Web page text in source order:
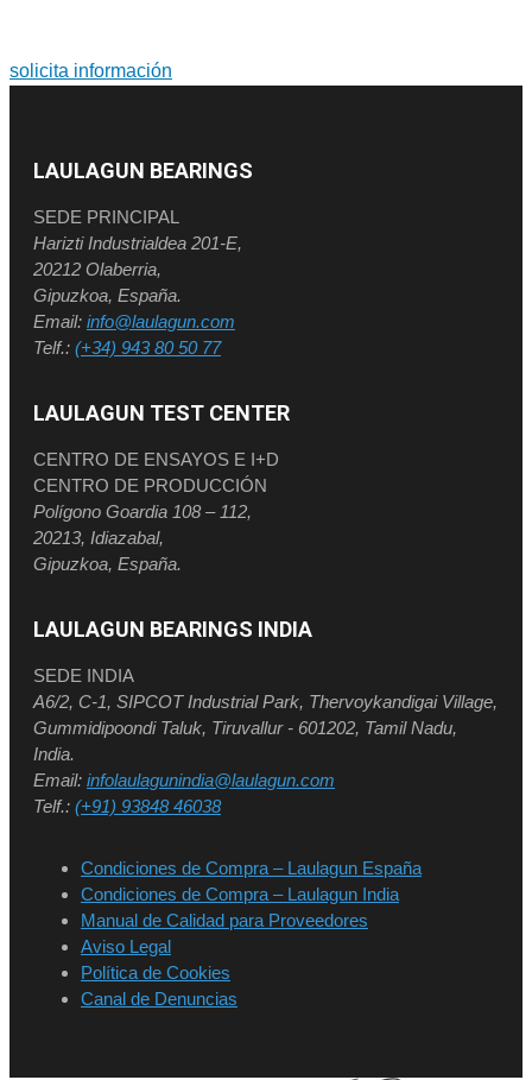
solicita información
LAULAGUN BEARINGS
SEDE PRINCIPAL
Harizti Industrialdea 201-E,
20212 Olaberria,
Gipuzkoa, España.
Email: info@laulagun.com
Telf.: (+34) 943 80 50 77
LAULAGUN TEST CENTER
CENTRO DE ENSAYOS E I+D
CENTRO DE PRODUCCIÓN
Polígono Goardia 108 – 112,
20213, Idiazabal,
Gipuzkoa, España.
LAULAGUN BEARINGS INDIA
SEDE INDIA
A6/2, C-1, SIPCOT Industrial Park, Thervoykandigai Village,
Gummidipoondi Taluk, Tiruvallur - 601202, Tamil Nadu,
India.
Email: infolaulagunindia@laulagun.com
Telf.: (+91) 93848 46038
Condiciones de Compra – Laulagun España
Condiciones de Compra – Laulagun India
Manual de Calidad para Proveedores
Aviso Legal
Política de Cookies
Canal de Denuncias